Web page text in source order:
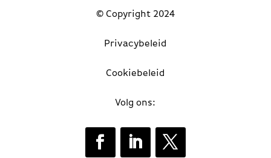
© Copyright 2024
Privacybeleid
Cookiebeleid
Volg ons: